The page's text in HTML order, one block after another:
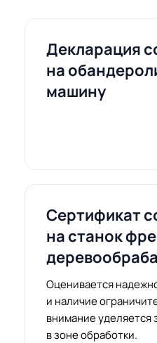
Декларация
на
машину
Сертификат
на станок
Оценивается
и наличие
внимание уделяется
в зоне обработки.